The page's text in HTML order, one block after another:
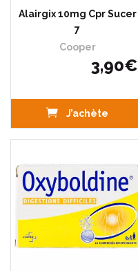
Alairgix 10mg Cpr Sucer
7
Cooper
3,90€
J’achète